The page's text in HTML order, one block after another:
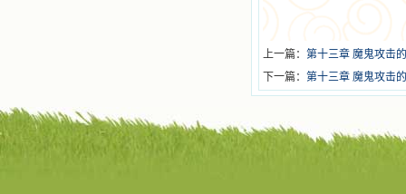
上一篇： 第十三章 魔鬼攻击
下一篇： 第十三章 魔鬼攻击